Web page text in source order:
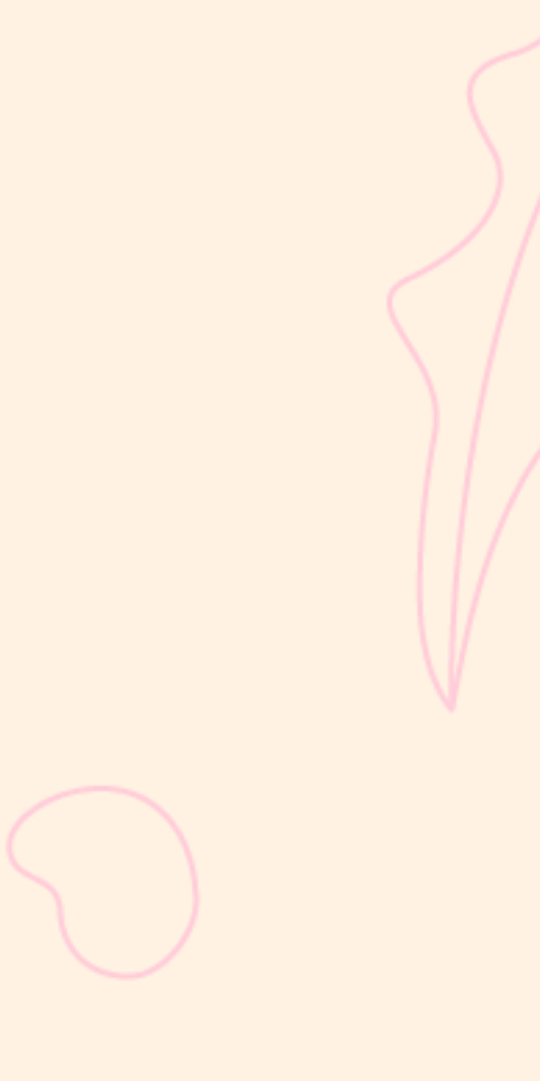
dalam masa 1000 Hari Pertama Kehidupan (HPK). Pada tahap ini,
perkembangan si Kecil berlangsung sangat pesat, mulai dari
kemampuan berjalan, berbicara, hingga berinteraksi dengan orang
Selain berat badan, tinggi badan menjadi salah satu indikator
utama untuk menilai apakah tumbuh kembang si Kecil berjalan